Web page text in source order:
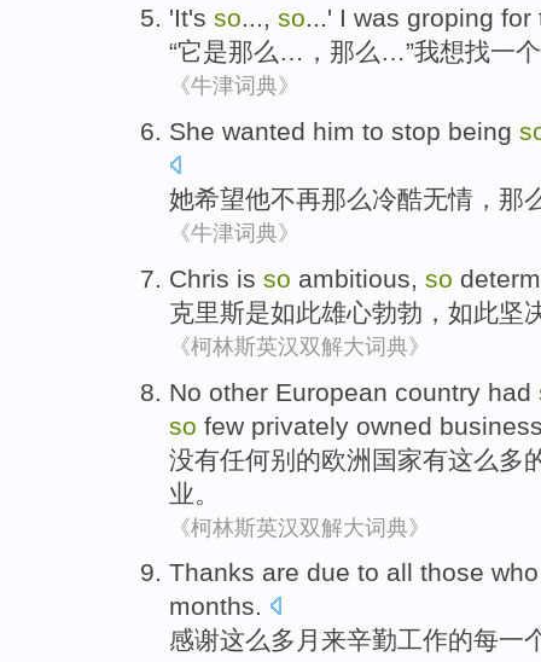
'It's so..., so...' I was groping for
“它是那么…，那么…”我想找一个
《牛津词典》
She wanted him to stop being
她希望他不再那么冷酷无情 ，那
《牛津词典》
Chris is so ambitious, so
克里斯是如此雄心勃勃 ，如此坚
《柯林斯英汉双解大词典》
No other European country had
so few privately owned
没有任何别的欧洲 国家有这么 多
业。
《柯林斯英汉双解大词典》
Thanks are due to all those who
months.
感谢这么多 月 来辛勤工作的每一